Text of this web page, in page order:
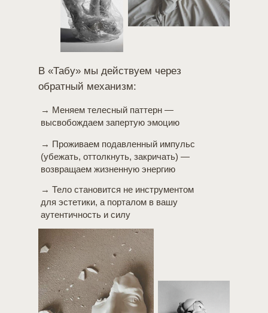
→ Тело становится не инструментом
для эстетики, а порталом в вашу
аутентичность и силу
→ Проживаем подавленный импульс
(убежать, оттолкнуть, закричать) —
возвращаем жизненную энергию
→ Меняем телесный паттерн —
высвобождаем запертую эмоцию
В «Табу» мы действуем через
обратный механизм: